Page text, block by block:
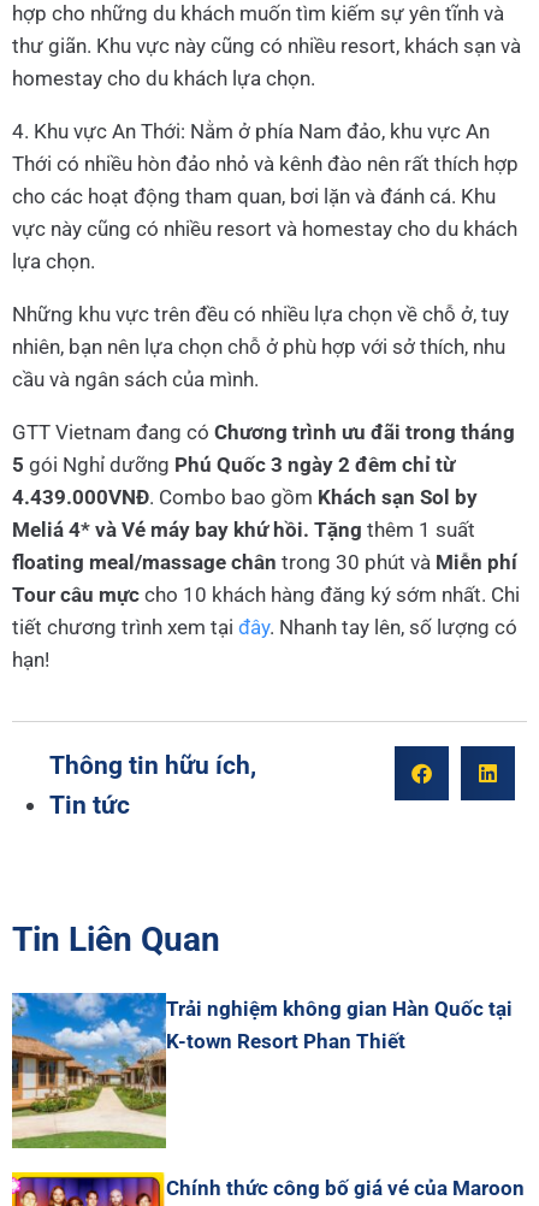
hợp cho những du khách muốn tìm kiếm sự yên tĩnh và
thư giãn. Khu vực này cũng có nhiều resort, khách sạn và
homestay cho du khách lựa chọn.
4. Khu vực An Thới: Nằm ở phía Nam đảo, khu vực An
Thới có nhiều hòn đảo nhỏ và kênh đào nên rất thích hợp
cho các hoạt động tham quan, bơi lặn và đánh cá. Khu
vực này cũng có nhiều resort và homestay cho du khách
lựa chọn.
Những khu vực trên đều có nhiều lựa chọn về chỗ ở, tuy
nhiên, bạn nên lựa chọn chỗ ở phù hợp với sở thích, nhu
cầu và ngân sách của mình.
GTT Vietnam đang có Chương trình ưu đãi trong tháng
5 gói Nghỉ dưỡng Phú Quốc 3 ngày 2 đêm chỉ từ
4.439.000VNĐ. Combo bao gồm Khách sạn Sol by
Meliá 4* và Vé máy bay khứ hồi. Tặng thêm 1 suất
floating meal/massage chân trong 30 phút và Miễn phí
Tour câu mực cho 10 khách hàng đăng ký sớm nhất. Chi
tiết chương trình xem tại đây. Nhanh tay lên, số lượng có
hạn!
Thông tin hữu ích,
Tin tức
Tin Liên Quan
Trải nghiệm không gian Hàn Quốc tại
K-town Resort Phan Thiết
Chính thức công bố giá vé của Maroon